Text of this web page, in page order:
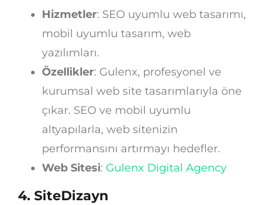
Hizmetler: SEO uyumlu web tasarımı,
mobil uyumlu tasarım, web
yazılımları.
Özellikler: Gulenx, profesyonel ve
kurumsal web site tasarımlarıyla öne
çıkar. SEO ve mobil uyumlu
altyapılarla, web sitenizin
performansını artırmayı hedefler.
Web Sitesi: Gulenx Digital Agency
4. SiteDizayn